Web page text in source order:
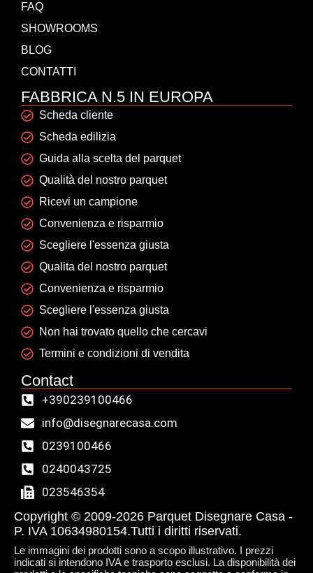
FAQ
SHOWROOMS
BLOG
CONTATTI
FABBRICA N.5 IN EUROPA
Scheda cliente
Scheda edilizia
Guida alla scelta del parquet
Qualità del nostro parquet
Ricevi un campione
Convenienza e risparmio
Scegliere l'essenza giusta
Qualita del nostro parquet
Convenienza e risparmio
Scegliere l'essenza giusta
Non hai trovato quello che cercavi
Termini e condizioni di vendita
Contact
+390239100466
info@disegnarecasa.com
0239100466
0240043725
023546354
Copyright © 2009-2026 Parquet Disegnare Casa -
P. IVA 10634980154.Tutti i diritti riservati.
Le immagini dei prodotti sono a scopo illustrativo. I prezzi
indicati si intendono IVA e trasporto esclusi. La disponibilità dei